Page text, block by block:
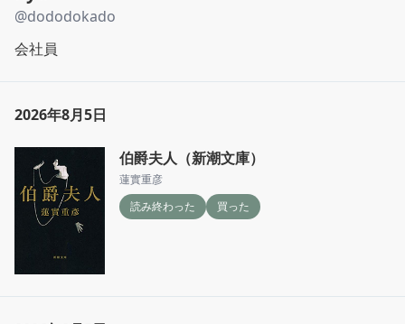
@dododokado
会社員
2026年8月5日
伯爵夫人（新潮文庫）
蓮實重彦
読み終わった
買った